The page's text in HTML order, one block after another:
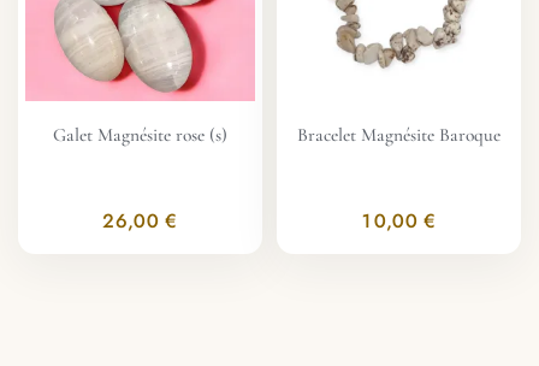
Galet Magnésite rose (s)
26,00 €
Bracelet Magnésite Baroque
10,00 €